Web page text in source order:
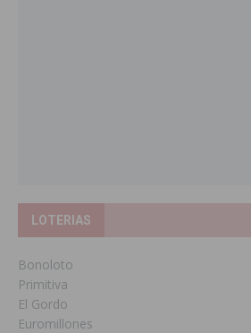
LOTERIAS
Bonoloto
Primitiva
El Gordo
Euromillones